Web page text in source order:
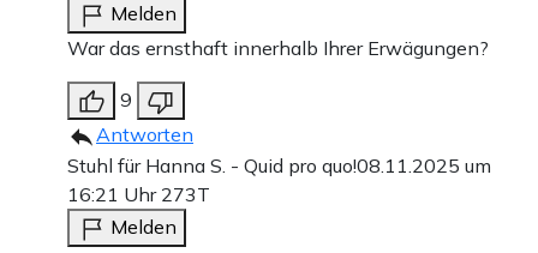
Melden
War das ernsthaft innerhalb Ihrer Erwägungen?
9
Antworten
Stuhl für Hanna S. - Quid pro quo!08.11.2025 um
16:21 Uhr 273T
Melden